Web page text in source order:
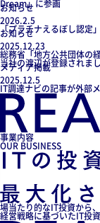
Dream」に参画
お知らせ
2026.2.5
「プラチナえるぼし認定
お知らせ
2025.12.23
総務省「地方公共団体の
当社の渡辺が登録されま
メディア掲載
2025.12.5
IT調達ナビの記事が外部
事業内容
OUR BUSINESS
場当たり的なIT投資から、
経営戦略に基づいたIT投